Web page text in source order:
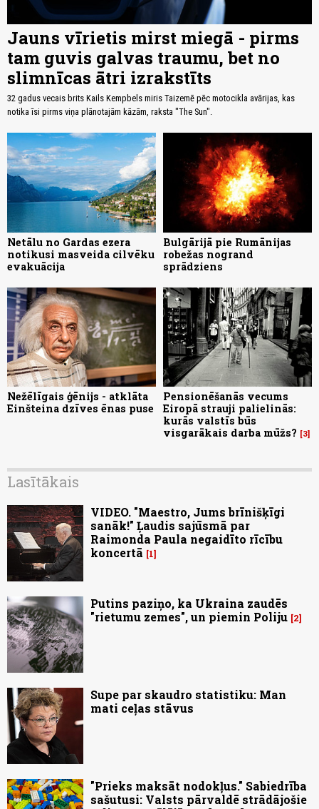
Jauns vīrietis mirst miegā - pirms
tam guvis galvas traumu, bet no
slimnīcas ātri izrakstīts
32 gadus vecais brits Kails Kempbels miris Taizemē pēc motocikla avārijas, kas
notika īsi pirms viņa plānotajām kāzām, raksta "The Sun".
Netālu no Gardas ezera
notikusi masveida cilvēku
evakuācija
Bulgārijā pie Rumānijas
robežas nogrand
sprādziens
Nežēlīgais ģēnijs - atklāta
Einšteina dzīves ēnas puse
Pensionēšanās vecums
Eiropā strauji palielinās:
kurās valstīs būs
visgarākais darba mūžs?
3
Lasītākais
VIDEO. "Maestro, Jums brīnišķīgi
sanāk!" Ļaudis sajūsmā par
Raimonda Paula negaidīto rīcību
koncertā
1
Putins paziņo, ka Ukraina zaudēs
"rietumu zemes", un piemin Poliju 2
Supe par skaudro statistiku: Man
mati ceļas stāvus
"Prieks maksāt nodokļus." Sabiedrība
sašutusi: Valsts pārvaldē strādājošie